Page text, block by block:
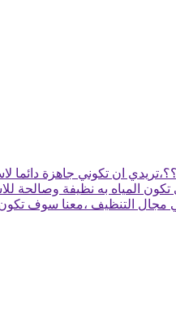
؟؟،تريدي ان تكوني جاهزة
تكون المياه به نظيفة